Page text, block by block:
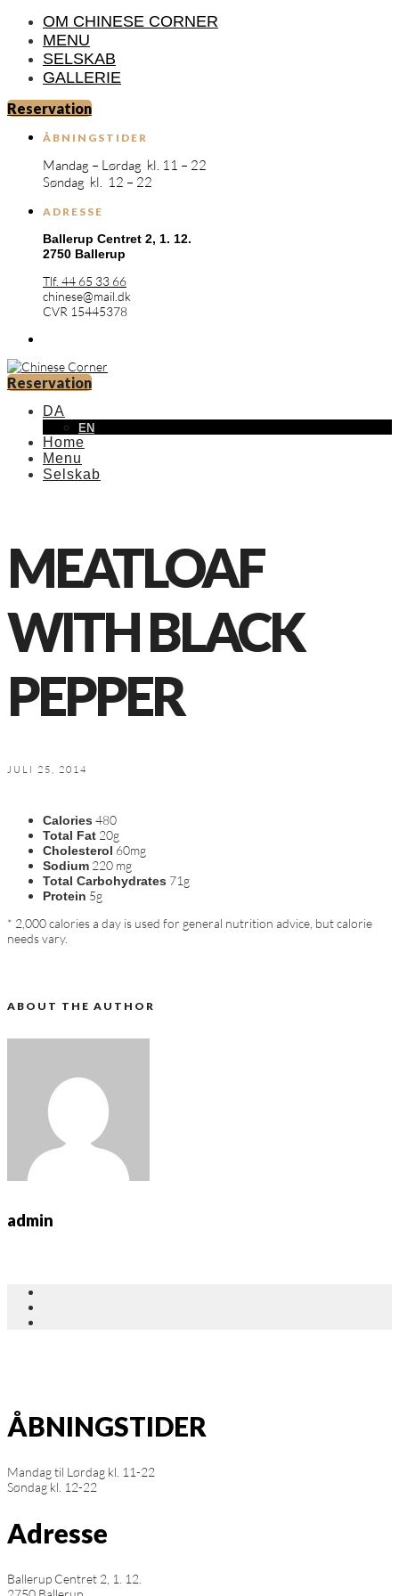
OM CHINESE CORNER
MENU
SELSKAB
GALLERIE
Reservation
ÅBNINGSTIDER
Mandag – Lørdag kl. 11 – 22
Søndag kl. 12 – 22
ADRESSE
Ballerup Centret 2, 1. 12.
2750 Ballerup
Tlf. 44 65 33 66
chinese@mail.dk
CVR 15445378
Reservation
DA
EN
Home
Menu
Selskab
MEATLOAF
WITH BLACK
PEPPER
JULI 25, 2014
Calories 480
Total Fat 20g
Cholesterol 60mg
Sodium 220 mg
Total Carbohydrates 71g
Protein 5g
* 2,000 calories a day is used for general nutrition advice, but calorie
needs vary.
ABOUT THE AUTHOR
admin
ÅBNINGSTIDER
Mandag til Lørdag kl. 11-22
Søndag kl. 12-22
Adresse
Ballerup Centret 2, 1. 12.